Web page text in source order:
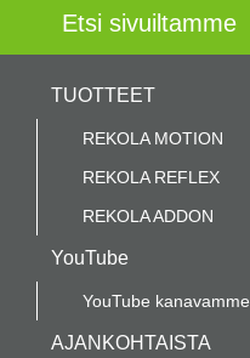
TUOTTEET
REKOLA MOTION
REKOLA REFLEX
REKOLA ADDON
YouTube
YouTube kanavamme
AJANKOHTAISTA